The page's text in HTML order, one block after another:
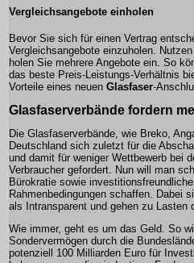
Vergleichsangebote einholen
Bevor Sie sich für einen Vertrag
Vergleichsangebote einzuholen.
holen Sie mehrere Angebote ein. So
das beste Preis-Leistungs-Verhältnis
Vorteile eines neuen Glasfaser-
Glasfaserverbände fordern
Die Glasfaserverbände, wie Breko,
Deutschland sich zuletzt für die
und damit für weniger Wettbewerb bei
Verbraucher gefordert. Nun will man
Bürokratie sowie
Rahmenbedingungen schaffen. Dabei
als Intransparent und gehen zu Lasten
Wie immer, geht es um das Geld. So
Sondervermögen durch die
potenziell 100 Milliarden Euro für